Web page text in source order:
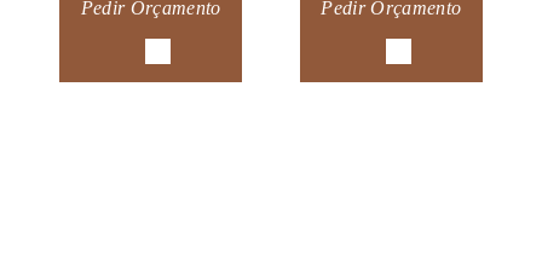
Pedir Orçamento Pedir Orçamento